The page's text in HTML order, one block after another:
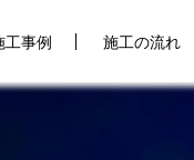
工事例 施工の流れ